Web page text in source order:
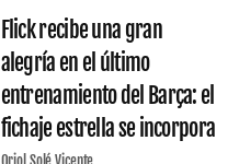
Flick recibe una gran
alegría en el último
entrenamiento del Barça: el
fichaje estrella se incorpora